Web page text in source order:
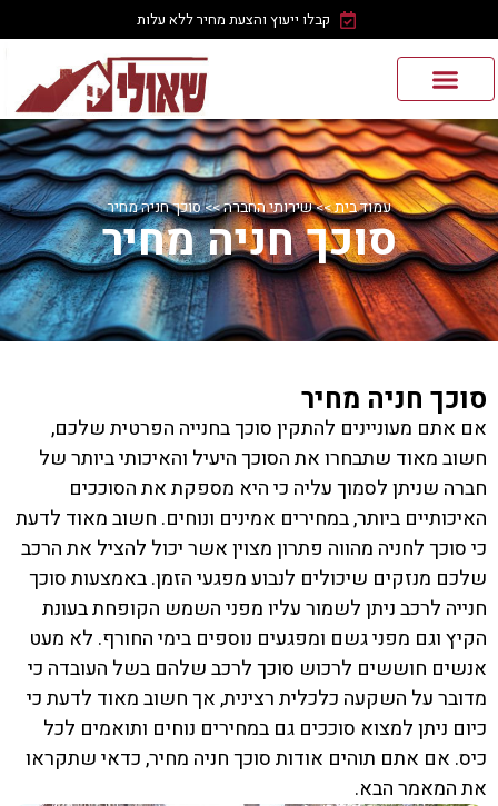
קבלו ייעוץ והצעת מחיר ללא עלות
עמוד בית>>שירותי החברה>>סוכך חניה מחיר
סוכך חניה מחיר
סוכך חניה מחיר
אם אתם מעוניינים להתקין סוכך בחנייה הפרטית שלכם,
חשוב מאוד שתבחרו את הסוכך היעיל והאיכותי ביותר של
חברה שניתן לסמוך עליה כי היא מספקת את הסוככים
האיכותיים ביותר, במחירים אמינים ונוחים. חשוב מאוד לדעת
כי סוכך לחניה מהווה פתרון מצוין אשר יכול להציל את הרכב
שלכם מנזקים שיכולים לנבוע מפגעי הזמן. באמצעות סוכך
חנייה לרכב ניתן לשמור עליו מפני השמש הקופחת בעונת
הקיץ וגם מפני גשם ומפגעים נוספים בימי החורף. לא מעט
אנשים חוששים לרכוש סוכך לרכב שלהם בשל העובדה כי
מדובר על השקעה כלכלית רצינית, אך חשוב מאוד לדעת כי
כיום ניתן למצוא סוככים גם במחירים נוחים ותואמים לכל
כיס. אם אתם תוהים אודות סוכך חניה מחיר, כדאי שתקראו
את המאמר הבא.